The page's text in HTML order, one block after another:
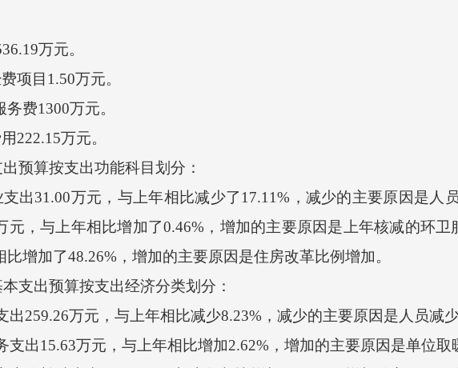
万元。
目1.50万元。
1300万元。
万元。
算按支出功能科目划分：
31.00万元，与上年相比减少了17.11%，减少的主要原因是人
元，与上年相比增加了0.46%，增加的主要原因是上年核减的环
比增加了48.26%，增加的主要原因是住房改革比例增加。
出预算按支出经济分类划分：
万元，与上年相比减少8.23%，减少的主要原因是人员减少
15.63万元，与上年相比增加2.62%，增加的主要原因是单位取